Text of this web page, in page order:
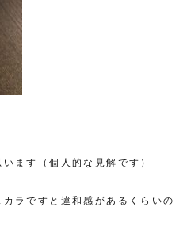
ます（個人的な見解です）
ラですと違和感があるくらいの